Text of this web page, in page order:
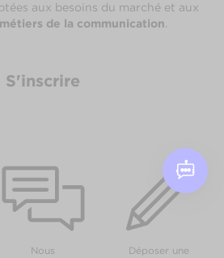
aux besoins du marché et aux
métiers de la communication
S'inscrire
Nous
Déposer une